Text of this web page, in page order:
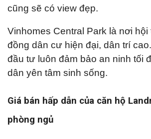
cũng sẽ có view đẹp.
Vinhomes Central Park là nơi hội
đồng dân cư hiện đại, dân trí
đầu tư luôn đảm bảo an ninh tối
dân yên tâm sinh sống.
Giá bán hấp dẫn của căn hộ
phòng ngủ